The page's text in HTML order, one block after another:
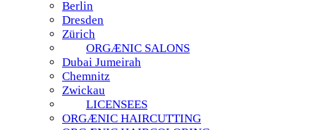
Berlin
Dresden
Zürich
ORGÆNIC SALONS
Dubai Jumeirah
Chemnitz
Zwickau
LICENSEES
ORGÆNIC HAIRCUTTING